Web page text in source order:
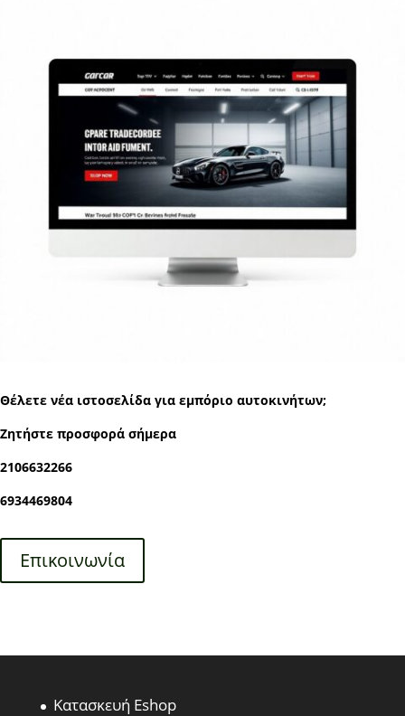
Θέλετε νέα ιστοσελίδα για εμπόριο αυτοκινήτων;
Ζητήστε προσφορά σήμερα
2106632266
6934469804
Επικοινωνία
Κατασκευή Eshop